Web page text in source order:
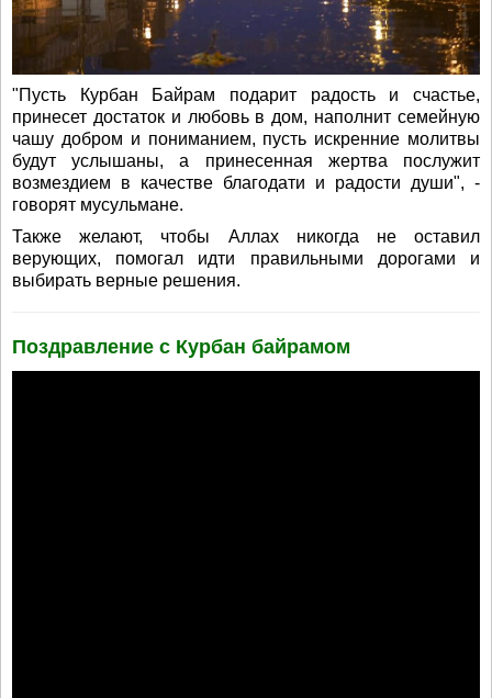
"Пусть Курбан Байрам подарит радость и счастье,
принесет достаток и любовь в дом, наполнит семейную
чашу добром и пониманием, пусть искренние молитвы
будут услышаны, а принесенная жертва послужит
возмездием в качестве благодати и радости души", -
говорят мусульмане.
Также желают, чтобы Аллах никогда не оставил
верующих, помогал идти правильными дорогами и
выбирать верные решения.
Поздравление с Курбан байрамом